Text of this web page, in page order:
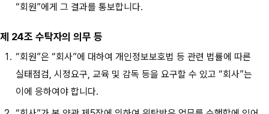
“회원”에게 그 결과를 통보합니다.
제 24조 수탁자의 의무 등
“회원”은 “회사”에 대하여 개인정보보호법 등 관련 법률에 따른
실태점검, 시정요구, 교육 및 감독 등을 요구할 수 있고 “회사”는
이에 응하여야 합니다.